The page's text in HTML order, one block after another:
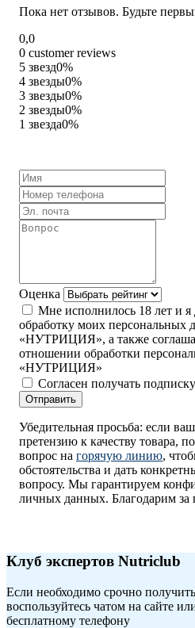
Пока нет отзывов. Будьте
Rated
0,0
out
of
5
0,0
0 customer reviews
5 звезд0%
4 звезды0%
3 звезды0%
2 звезды0%
1 звезда0%
Оценка
Мне исполнилось 18 лет и я
обработку моих
«НУТРИЦИЯ», а также
отношении обработки
«НУТРИЦИЯ»
Согласен получать подписку
Отправить
Убедительная просьба: если
претензию к качеству товара,
вопрос на горячую линию,
обстоятельства и дать
вопросу. Мы гарантируем
личных данных. Благодарим за
Клуб экспертов Nutriclub
Если необходимо срочно
воспользуйтесь чатом на сайте
бесплатному телефону